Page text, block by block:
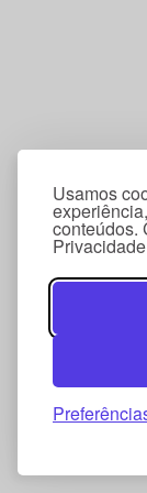
Usamos
conteúdos.